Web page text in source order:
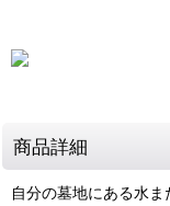
商品詳細
自分の墓地にある水